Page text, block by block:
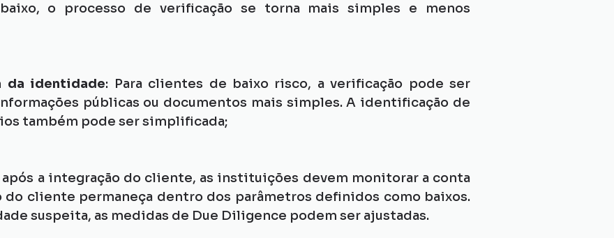
o processo de verificação se torna mais simples e menos
da identidade: Para clientes de baixo risco, a verificação pode ser
públicas ou documentos mais simples. A identificação de
também pode ser simplificada;
após a integração do cliente, as instituições devem monitorar a conta
do cliente permaneça dentro dos parâmetros definidos como baixos.
suspeita, as medidas de Due Diligence podem ser ajustadas.